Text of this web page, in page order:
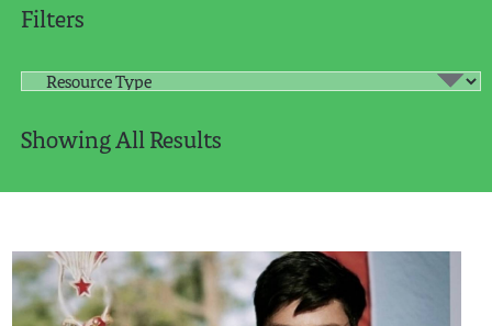
Filters
Showing All Results